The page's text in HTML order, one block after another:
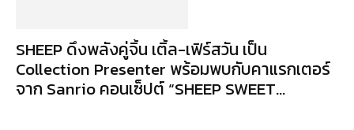
SHEEP ดึงพลังคู่จิ้น เติ้ล-เฟิร์สวัน เป็น
Collection Presenter พร้อมพบกับคาแรกเตอร์
จาก Sanrio คอนเซ็ปต์ “SHEEP SWEET...